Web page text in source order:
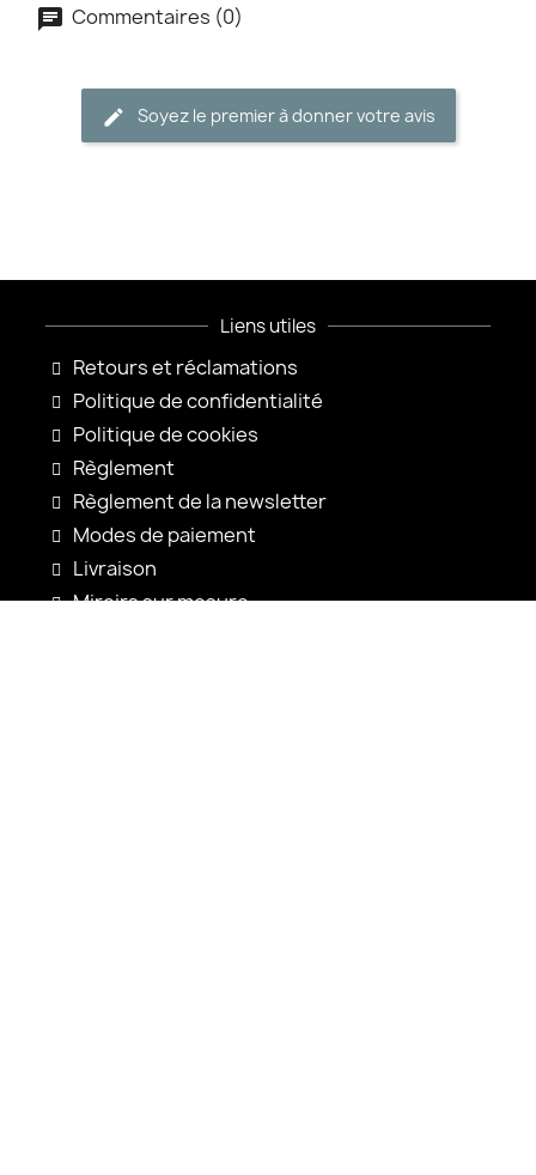
Commentaires (0)
Soyez le premier à donner votre avis
Liens utiles
Retours et réclamations
Politique de confidentialité
Politique de cookies
Règlement
Règlement de la newsletter
Modes de paiement
Livraison
Miroirs sur mesure